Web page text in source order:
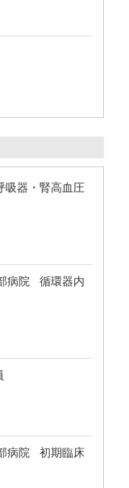
器・腎高血圧
病院 循環器内
病院 初期臨床